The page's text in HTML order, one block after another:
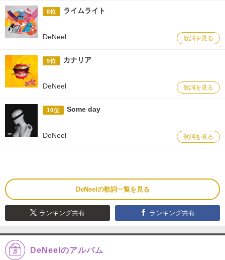
8位 ライムライト
DeNeel 歌詞を見る
9位 カナリア
DeNeel 歌詞を見る
10位 Some day
DeNeel 歌詞を見る
DeNeelの歌詞一覧を見る
ランキング共有 ランキング共有
DeNeelのアルバム